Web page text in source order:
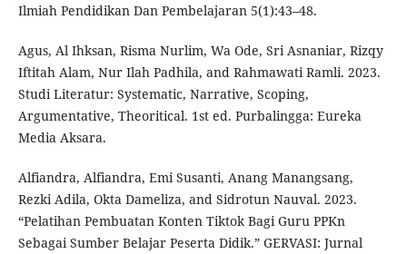
Ilmiah Pendidikan Dan Pembelajaran 5(1):43–48.
Agus, Al Ihksan, Risma Nurlim, Wa Ode, Sri Asnaniar, Rizqy
Iftitah Alam, Nur Ilah Padhila, and Rahmawati Ramli. 2023.
Studi Literatur: Systematic, Narrative, Scoping,
Argumentative, Theoritical. 1st ed. Purbalingga: Eureka
Media Aksara.
Alfiandra, Alfiandra, Emi Susanti, Anang Manangsang,
Rezki Adila, Okta Dameliza, and Sidrotun Nauval. 2023.
“Pelatihan Pembuatan Konten Tiktok Bagi Guru PPKn
Sebagai Sumber Belajar Peserta Didik.” GERVASI: Jurnal